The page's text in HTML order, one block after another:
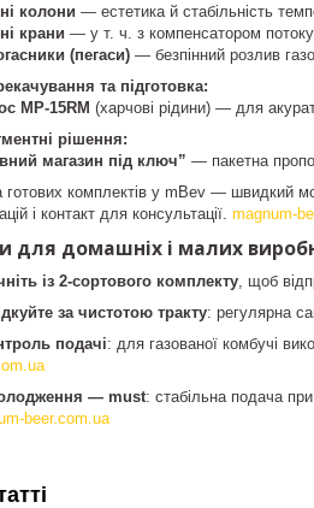
колони — естетика й стабільність
крани — у т. ч. з компенсатором потоку
(пегаси) — безпінний розлив
та підготовка:
MP‑15RM (харчові рідини) — для
рішення:
магазин під ключ” — пакетна
готових комплектів у mBev — швидкий
і контакт для консультації. magnum-
для домашніх і малих
із 2‑сортового комплекту , щоб
за чистотою тракту: регулярна
подачі: для газованої комбучі
— must: стабільна подача
beer.com.ua